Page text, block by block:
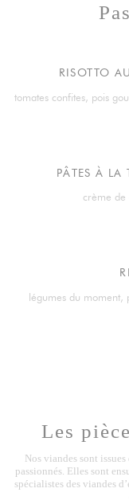
RISOTTO
tomates confites, pois
PÂTES À LA
crème de
légumes du moment,
Les
Nos viandes sont
passionnés. Elles sont
spécialistes des viandes